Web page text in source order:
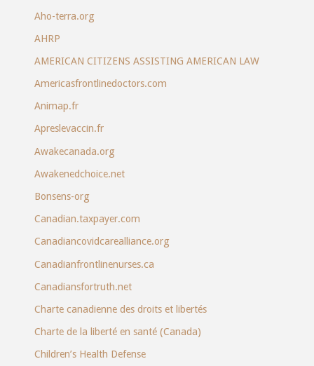
Aho-terra.org
AHRP
AMERICAN CITIZENS ASSISTING AMERICAN LAW
Americasfrontlinedoctors.com
Animap.fr
Apreslevaccin.fr
Awakecanada.org
Awakenedchoice.net
Bonsens-org
Canadian.taxpayer.com
Canadiancovidcarealliance.org
Canadianfrontlinenurses.ca
Canadiansfortruth.net
Charte canadienne des droits et libertés
Charte de la liberté en santé (Canada)
Children’s Health Defense